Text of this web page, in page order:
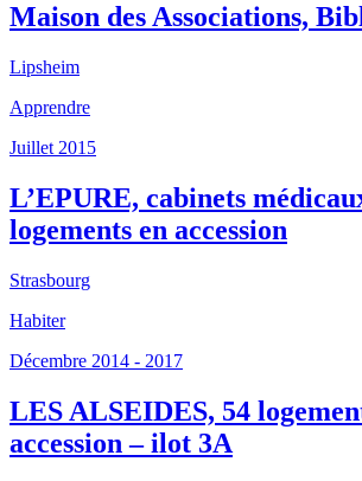
Maison des Associations,
Lipsheim
Apprendre
Juillet 2015
L’EPURE, cabinets
logements en accession
Strasbourg
Habiter
Décembre 2014 - 2017
LES ALSEIDES, 54
accession – ilot 3A